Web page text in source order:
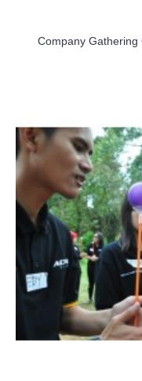
Company Gathering